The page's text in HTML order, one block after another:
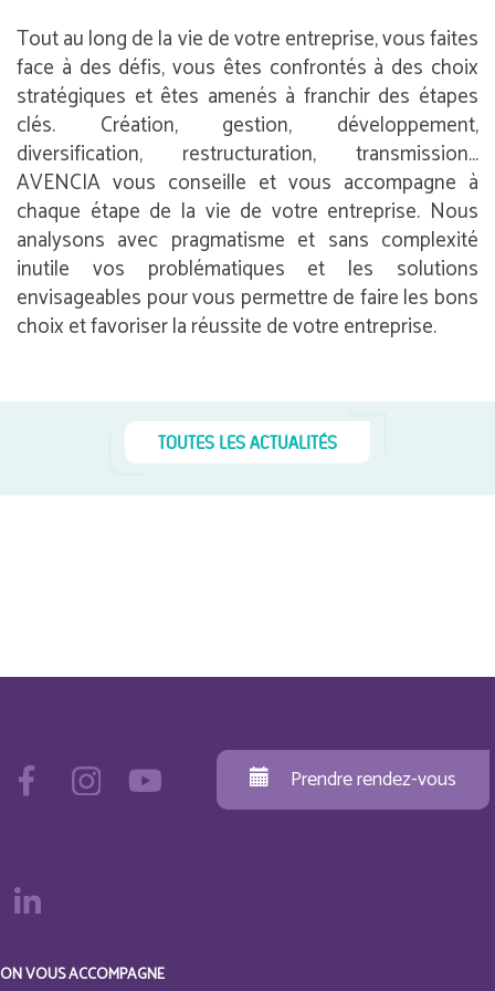
Tout au long de la vie de votre entreprise, vous faites
face à des défis, vous êtes confrontés à des choix
stratégiques et êtes amenés à franchir des étapes
clés. Création, gestion, développement,
diversification, restructuration, transmission…
AVENCIA vous conseille et vous accompagne à
chaque étape de la vie de votre entreprise. Nous
analysons avec pragmatisme et sans complexité
inutile vos problématiques et les solutions
envisageables pour vous permettre de faire les bons
choix et favoriser la réussite de votre entreprise.
TOUTES LES ACTUALITÉS
Prendre rendez-vous
ON VOUS ACCOMPAGNE